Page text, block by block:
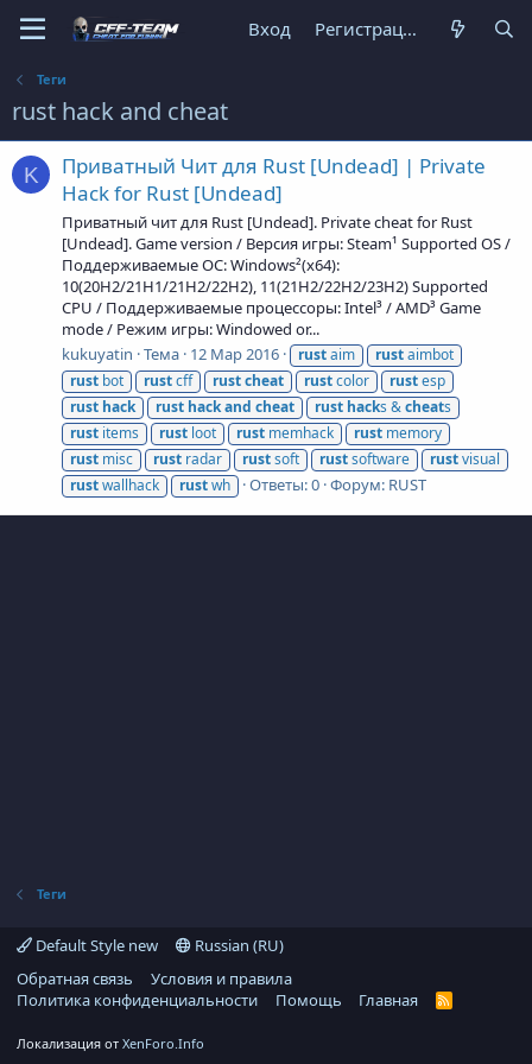
Вход Регистрация
Теги
rust hack and cheat
K
Приватный Чит для Rust [Undead] | Private
Hack for Rust [Undead]
Приватный чит для Rust [Undead]. Private cheat for Rust
[Undead]. Game version / Версия игры: Steam¹ Supported OS /
Поддерживаемые ОС: Windows²(x64):
10(20H2/21H1/21H2/22H2), 11(21H2/22H2/23H2) Supported
CPU / Поддерживаемые процессоры: Intel³ / AMD³ Game
mode / Режим игры: Windowed or...
kukuyatin Тема 12 Мар 2016 rustaim rustaimbot
rust bot rustcff rustcheat rustcolor rustesp
rust hack rust hackand cheat rust hacks &cheats
rust items rust loot rust memhack rust memory
rust misc rust radar rustsoft rustsoftware rustvisual
rustwallhack rustwh Ответы: 0 Форум: RUST
Теги
Default Style new
Russian (RU)
Обратная связь
Условия и правила
Политика конфиденциальности
Помощь Главная
R
Локализация от XenForo.Info